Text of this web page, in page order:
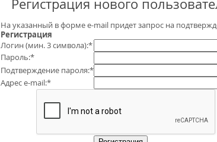
Регистрация нового
На указанный в форме e-mail придет запрос на
Регистрация
Логин (мин. 3 символа):*
Пароль:*
Подтверждение пароля:*
Адрес e-mail:*